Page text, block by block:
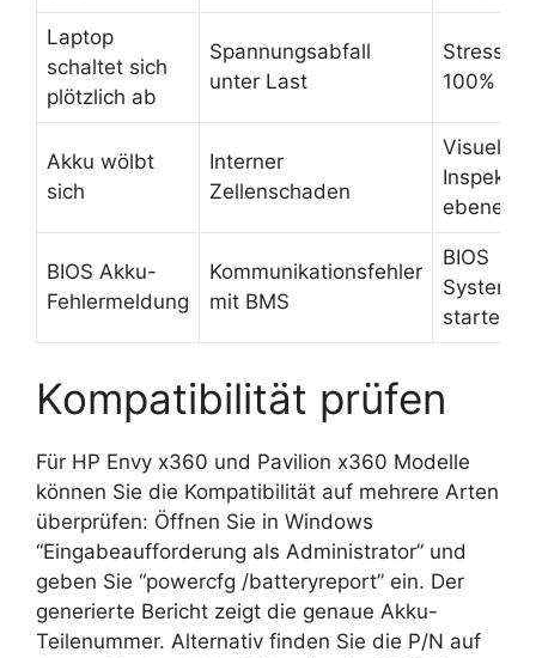
Laptop
schaltet sich
plötzlich ab
Spannungsabfall
unter Last
100%
Akku wölbt
sich
Interner
Zellenschaden
Visuelle
ebener
BIOS Akku-
Fehlermeldung
Kommunikationsfehler
mit BMS
BIOS
starten
Kompatibilität prüfen
Für HP Envy x360 und Pavilion x360 Modelle
können Sie die Kompatibilität auf mehrere Arten
überprüfen: Öffnen Sie in Windows
“Eingabeaufforderung als Administrator” und
geben Sie “powercfg /batteryreport” ein. Der
generierte Bericht zeigt die genaue Akku-
Teilenummer. Alternativ finden Sie die P/N auf